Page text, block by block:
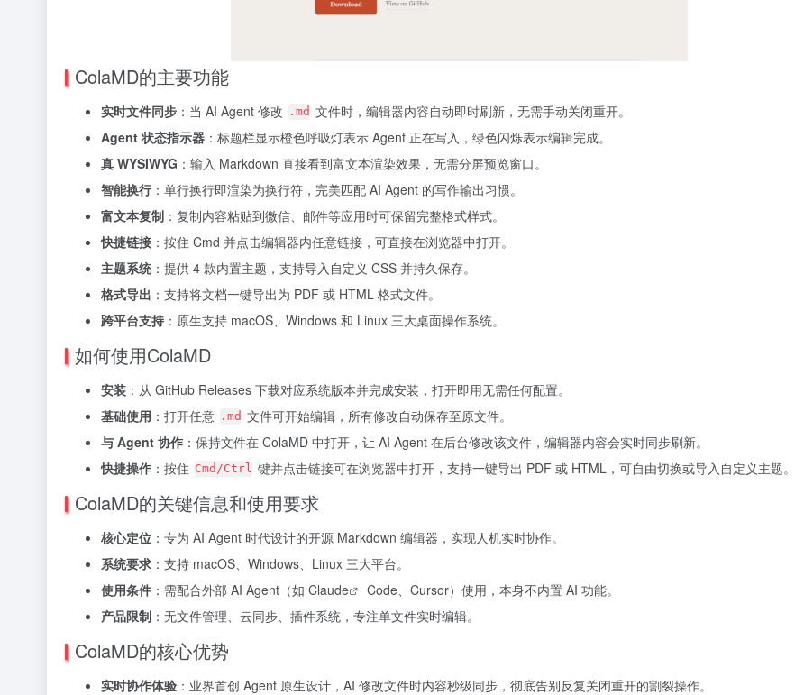
ColaMD的主要功能
实时文件同步 ：当 AI Agent 修改 .md 文件时，编辑器内容自动即时刷新，无需手动关闭重开。
Agent 状态指示器 ：标题栏显示橙色呼吸灯表示 Agent 正在写入，绿色闪烁表示编辑完成。
真 WYSIWYG ：输入 Markdown 直接看到富文本渲染效果，无需分屏预览窗口。
智能换行 ：单行换行即渲染为换行符，完美匹配 AI Agent 的写作输出习惯。
富文本复制 ：复制内容粘贴到微信、邮件等应用时可保留完整格式样式。
快捷链接 ：按住 Cmd 并点击编辑器内任意链接，可直接在浏览器中打开。
主题系统：提供 4 款内置主题，支持导入自定义 CSS 并持久保存。
格式导出 ：支持将文档一键导出为 PDF 或 HTML 格式文件。
跨平台支持 ：原生支持 macOS、Windows 和 Linux 三大桌面操作系统。
如何使用ColaMD
安装 ：从 GitHub Releases 下载对应系统版本并完成安装，打开即用无需任何配置。
基础使用 ：打开任意 .md 文件可开始编辑，所有修改自动保存至原文件。
与 Agent 协作 ：保持文件在 ColaMD 中打开，让 AI Agent 在后台修改该文件，编辑器内容会实时同步刷新。
快捷操作 ：按住 Cmd/Ctrl 键并点击链接可在浏览器中打开，支持一键导出 PDF 或 HTML，可自由切换或导入自定义主题。
ColaMD的关键信息和使用要求
核心定位 ：专为 AI Agent 时代设计的开源 Markdown 编辑器，实现人机实时协作。
系统要求 ：支持 macOS、Windows、Linux 三大平台。
使用条件 ：需配合外部 AI Agent（如 Claude
Code、Cursor）使用，本身不内置 AI 功能。
产品限制 ：无文件管理、云同步、插件系统，专注单文件实时编辑。
ColaMD的核心优势
实时协作体验 ：业界首创 Agent 原生设计，AI 修改文件时内容秒级同步，彻底告别反复关闭重开的割裂操作。